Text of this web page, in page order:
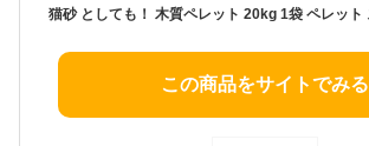
この商品をサイトでみる